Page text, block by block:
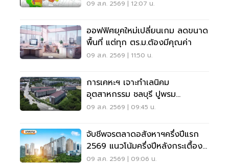
ประชาชนแก้ไขอะไรได้บ้าง
09 ส.ค. 2569 | 12:07 น.
ออฟฟิศยุคใหม่เปลี่ยนเกม ลดขนาด
พื้นที่ แต่ทุก ตร.ม.ต้องมีคุณค่า
09 ส.ค. 2569 | 11:50 น.
การเคหะฯ เจาะทำเลนิคม
อุตสาหกรรม ชลบุรี ปูพรม
46โครงการที่อยู่อาศัยรับEECบูม
09 ส.ค. 2569 | 09:45 น.
จับชีพจรตลาดอสังหาฯครึ่งปีแรก
2569 แนวโน้มครึ่งปีหลังกระเตื้อง
หรือทรุด
09 ส.ค. 2569 | 09:06 น.